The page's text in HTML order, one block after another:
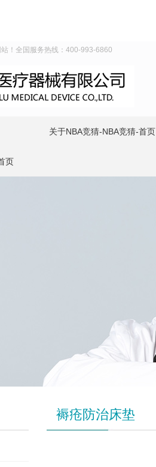
！全国服务热线：400-993-6860
关于NBA竞猜-NBA竞猜-首页
页
褥疮防治床垫